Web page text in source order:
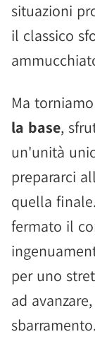
situazioni
il classico
Ma
la base,
un'unità
prepararci
quella
fermato il
per uno
ad